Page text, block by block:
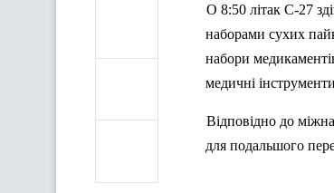
О 8:50 літак C-27
наборами сухих
набори
медичні
Відповідно до
для подальшого